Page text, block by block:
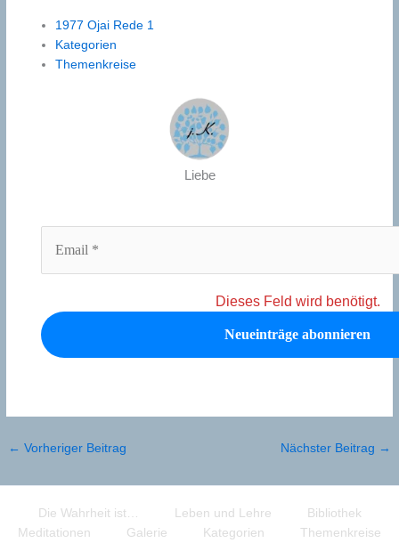
1977 Ojai Rede 1
Kategorien
Themenkreise
Liebe
Dieses Feld wird benötigt.
← Vorheriger Beitrag Nächster Beitrag →
Die Wahrheit ist… Leben und Lehre
Bibliothek
Meditationen
Galerie Kategorien Themenkreise